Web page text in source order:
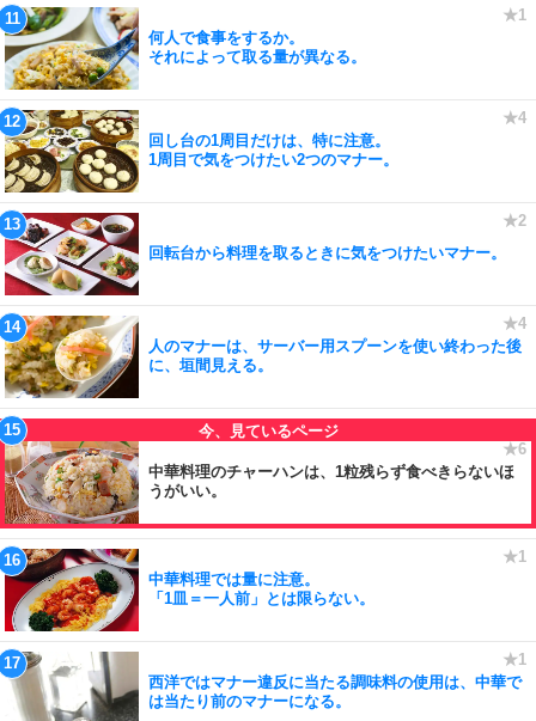
何人で食事をするか。
それによって取る量が異なる。
回し台の1周目だけは、特に注意。
1周目で気をつけたい2つのマナー。
回転台から料理を取るときに気をつけたいマナー。
人のマナーは、サーバー用スプーンを使い終わった後
に、垣間見える。
中華料理のチャーハンは、1粒残らず食べきらないほ
うがいい。
中華料理では量に注意。
「1皿＝一人前」とは限らない。
西洋ではマナー違反に当たる調味料の使用は、中華で
は当たり前のマナーになる。